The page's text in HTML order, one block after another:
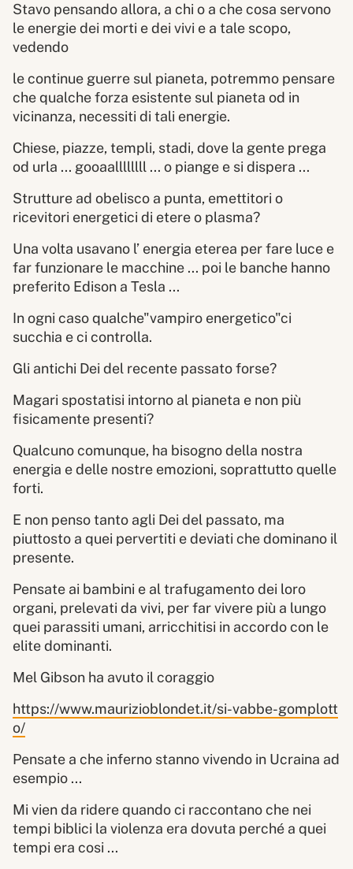
Stavo pensando allora, a chi o a che cosa servono
le energie dei morti e dei vivi e a tale scopo,
vedendo
le continue guerre sul pianeta, potremmo pensare
che qualche forza esistente sul pianeta od in
vicinanza, necessiti di tali energie.
Chiese, piazze, templi, stadi, dove la gente prega
od urla ... gooaallllllll ... o piange e si dispera ...
Strutture ad obelisco a punta, emettitori o
ricevitori energetici di etere o plasma?
Una volta usavano l’ energia eterea per fare luce e
far funzionare le macchine ... poi le banche hanno
preferito Edison a Tesla ...
In ogni caso qualche"vampiro energetico"ci
succhia e ci controlla.
Gli antichi Dei del recente passato forse?
Magari spostatisi intorno al pianeta e non più
fisicamente presenti?
Qualcuno comunque, ha bisogno della nostra
energia e delle nostre emozioni, soprattutto quelle
forti.
E non penso tanto agli Dei del passato, ma
piuttosto a quei pervertiti e deviati che dominano il
presente.
Pensate ai bambini e al trafugamento dei loro
organi, prelevati da vivi, per far vivere più a lungo
quei parassiti umani, arricchitisi in accordo con le
elite dominanti.
Mel Gibson ha avuto il coraggio
https://www.maurizioblondet.it/si-vabbe-gomplott
o/
Pensate a che inferno stanno vivendo in Ucraina ad
esempio ...
Mi vien da ridere quando ci raccontano che nei
tempi biblici la violenza era dovuta perché a quei
tempi era cosi ...